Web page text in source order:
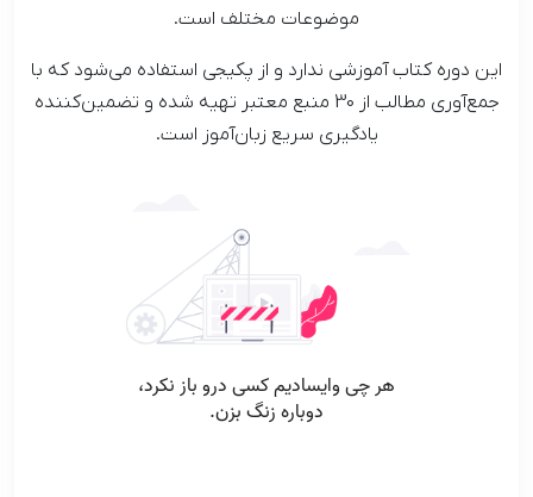
موضوعات مختلف است.
این دوره کتاب آموزشی ندارد و از پکیجی استفاده می‌شود که با
جمع‌آوری مطالب از 30 منبع معتبر تهیه شده و تضمین‌کننده
یادگیری سریع زبان‌آموز است.